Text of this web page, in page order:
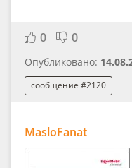
0 0
Опубликовано:
сообщение #2120
MasloFanat